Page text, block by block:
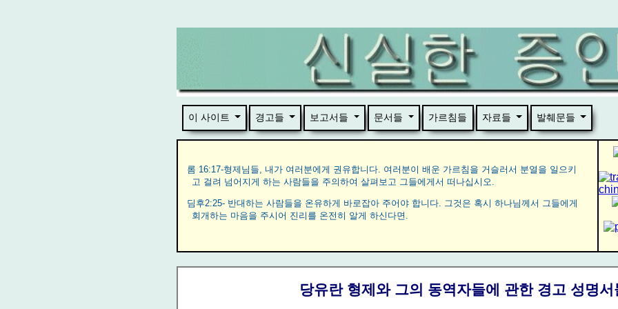
이 사이트 경고들 보고서들 문서들 가르침들 자료들 발췌문들
롬 16:17-형제님들, 내가 여러분에게 권유합니다. 여러분이 배운 가르침을 거슬러서 분열을 일으키
고 걸려 넘어지게 하는 사람들을 주의하여 살펴보고 그들에게서 떠나십시오.
딤후2:25- 반대하는 사람들을 온유하게 바로잡아 주어야 합니다. 그것은 혹시 하나님께서 그들에게
회개하는 마음을 주시어 진리를 온전히 알게 하신다면.
당유란 형제와 그의 동역자들에 관한 경고 성명서